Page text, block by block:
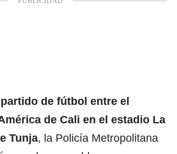
de fútbol entre el
de Cali en el estadio La
Tunja, la Policía Metropolitana